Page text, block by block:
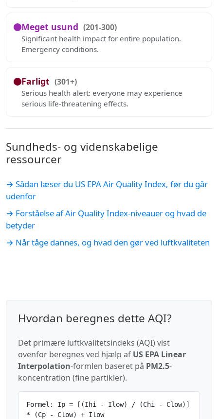
Meget usund (201-300)
Significant health impact for entire population.
Emergency conditions.
Farligt (301+)
Serious health alert: everyone may experience
serious life-threatening effects.
Sundheds- og videnskabelige
ressourcer
→ Sådan læser du US EPA Air Quality Index, før du går
udenfor
→ Forståelse af Air Quality Index-niveauer og hvad de
betyder
→ Når tåge dannes, og hvad den gør ved luftkvaliteten
Hvordan beregnes dette AQI?
Det primære luftkvalitetsindeks (AQI) vist
ovenfor beregnes ved hjælp af US EPA Linear
Interpolation-formlen baseret på PM2.5-
koncentration (fine partikler).
Formel: Ip = [(Ihi - Ilow) / (Chi - Clow)]
* (Cp - Clow) + Ilow